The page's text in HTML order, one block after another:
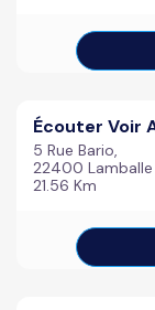
Écouter Voir
5 Rue Bario,
22400 Lamballe
21.56 Km